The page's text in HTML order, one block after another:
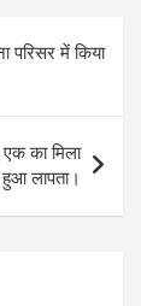
परिसर में किया
का मिला
लापता।